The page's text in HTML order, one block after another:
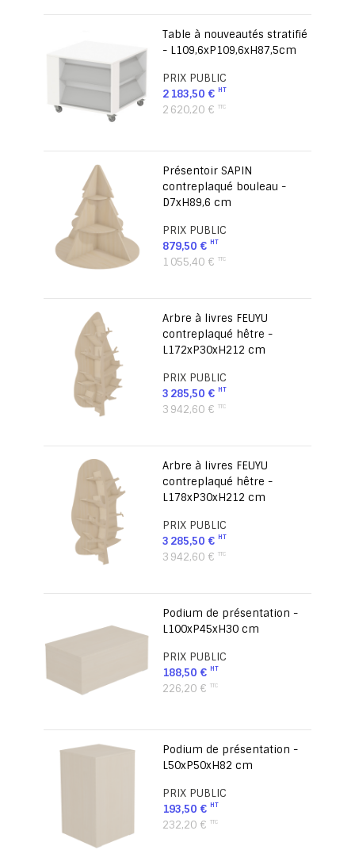
Table à nouveautés stratifié
- L109,6xP109,6xH87,5cm
PRIX PUBLIC
2 183,50 €
2 620,20 €
Présentoir SAPIN
contreplaqué bouleau -
D7xH89,6 cm
PRIX PUBLIC
879,50 €
1 055,40 €
Arbre à livres FEUYU
contreplaqué hêtre -
L172xP30xH212 cm
PRIX PUBLIC
3 285,50 €
3 942,60 €
Arbre à livres FEUYU
contreplaqué hêtre -
L178xP30xH212 cm
PRIX PUBLIC
3 285,50 €
3 942,60 €
Podium de présentation -
L100xP45xH30 cm
PRIX PUBLIC
188,50 €
226,20 €
Podium de présentation -
L50xP50xH82 cm
PRIX PUBLIC
193,50 €
232,20 €